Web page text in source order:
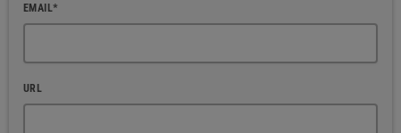
EMAIL*
URL